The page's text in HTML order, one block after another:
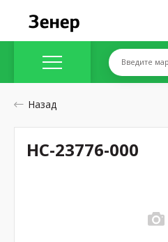
Введите
Назад
HC-23776-000